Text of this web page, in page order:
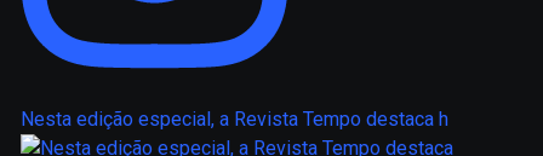
Nesta edição especial, a Revista Tempo destaca h